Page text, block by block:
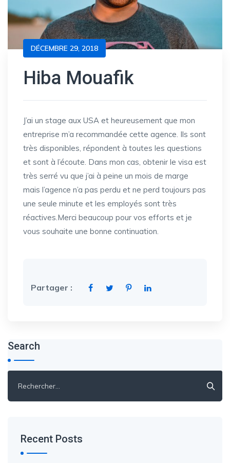
DÉCEMBRE 29, 2018
Hiba Mouafik
J’ai un stage aux USA et heureusement que mon
entreprise m’a recommandée cette agence. Ils sont
très disponibles, répondent à toutes les questions
et sont à l’écoute. Dans mon cas, obtenir le visa est
très serré vu que j’ai à peine un mois de marge
mais l’agence n’a pas perdu et ne perd toujours pas
une seule minute et les employés sont très
réactives.Merci beaucoup pour vos efforts et je
vous souhaite une bonne continuation.
Partager :
Search
Recent Posts